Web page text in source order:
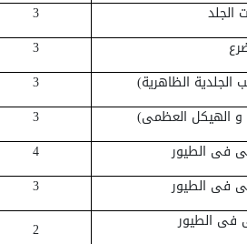
الجلد
3
3
الجلدية الظاهرية)
3
و الهيكل العظمى)
3
فى الطيور
4
فى الطيور
3
فى الطيور
2